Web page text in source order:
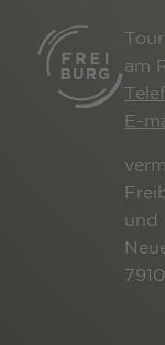
am
E-
und